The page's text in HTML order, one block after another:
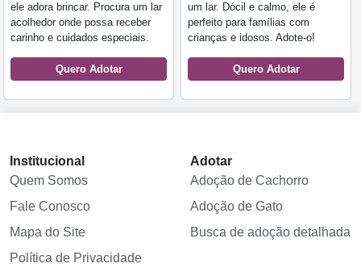
ele adora brincar. Procura um lar
acolhedor onde possa receber
carinho e cuidados especiais.
Quero Adotar
um lar. Dócil e calmo, ele é
perfeito para famílias com
crianças e idosos. Adote-o!
Quero Adotar
Institucional
Quem Somos
Fale Conosco
Mapa do Site
Política de Privacidade
Adotar
Adoção de Cachorro
Adoção de Gato
Busca de adoção detalhada